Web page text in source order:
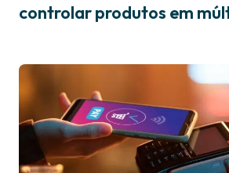
controlar produtos em